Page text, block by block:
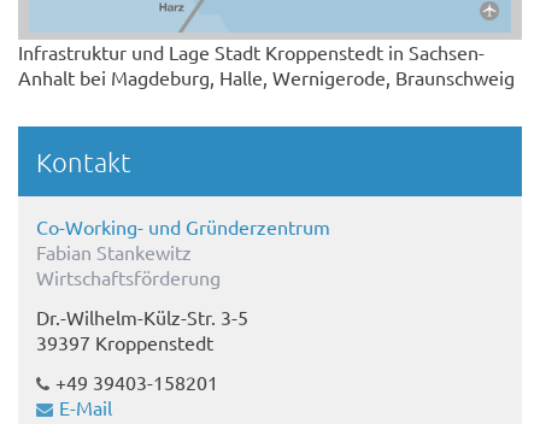
Infrastruktur und Lage Stadt Kroppenstedt in Sachsen-
Anhalt bei Magdeburg, Halle, Wernigerode, Braunschweig
Kontakt
Co-Working- und Gründerzentrum
Fabian Stankewitz
Wirtschaftsförderung
Dr.-Wilhelm-Külz-Str. 3-5
39397 Kroppenstedt
+49 39403-158201
E-Mail